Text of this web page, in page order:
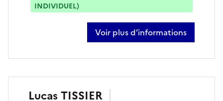
INDIVIDUEL)
Voir plus d’informations
sur gael fillon
Lucas TISSIER